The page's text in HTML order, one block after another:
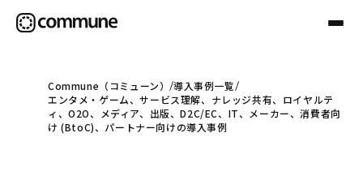
Communeについて
Commune（コミューン）
導入事例一覧
エンタメ・ゲーム、サービス理解、ナレッジ共有、ロイヤルテ
ィ、O2O、メディア、出版、D2C/EC、IT、メーカー、消費者向
け (BtoC)、パートナー向けの導入事例